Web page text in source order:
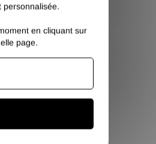
personnalisée.
en cliquant sur
page.